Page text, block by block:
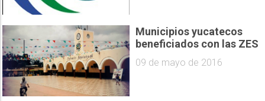
Municipios yucatecos
beneficiados con las ZES
09 de mayo de 2016